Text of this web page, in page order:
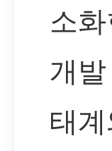
소
개
태